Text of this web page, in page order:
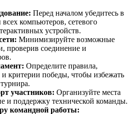
Перед началом убедитесь в
всех компьютеров, сетевого
устройств.
Минимизируйте возможные
проверив соединение и
Определите правила,
и критерии победы, чтобы избежать
участников: Организуйте места
и поддержку технической команды.
командной работы: